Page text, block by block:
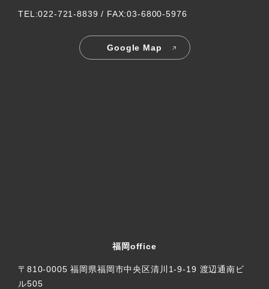
TEL:022-721-8839 / FAX:03-6800-5976
Google Map
福岡office
〒810-0005 福岡県福岡市中央区清川1-9-19 渡辺通南ビ
ル505